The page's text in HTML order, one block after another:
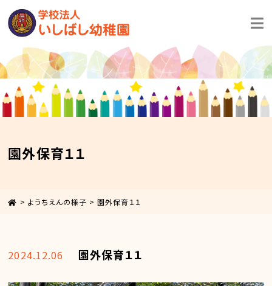
園外保育１１
> ようちえんの様子 >園外保育１１
2024.12.06 園外保育１１